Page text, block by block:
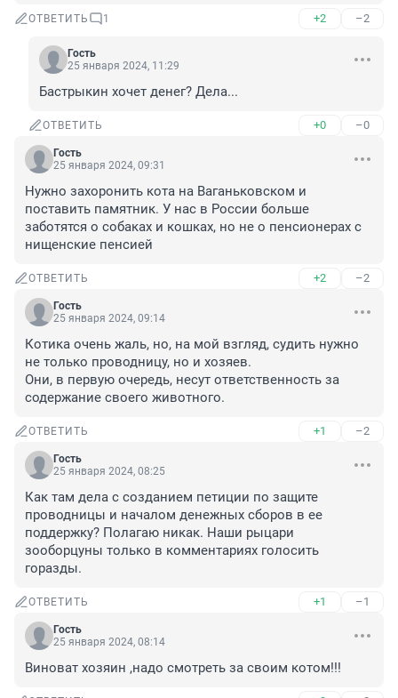
ОТВЕТИТЬ 1 +2 –2
Гость
25 января 2024, 11:29
Бастрыкин хочет денег? Дела...
ОТВЕТИТЬ +0 –0
Гость
25 января 2024, 09:31
Нужно захоронить кота на Ваганьковском и
поставить памятник. У нас в России больше
заботятся о собаках и кошках, но не о пенсионерах с
нищенские пенсией
ОТВЕТИТЬ +2 –2
Гость
25 января 2024, 09:14
Котика очень жаль, но, на мой взгляд, судить нужно
не только проводницу, но и хозяев.
Они, в первую очередь, несут ответственность за
содержание своего животного.
ОТВЕТИТЬ +1 –2
Гость
25 января 2024, 08:25
Как там дела с созданием петиции по защите
проводницы и началом денежных сборов в ее
поддержку? Полагаю никак. Наши рыцари
зооборцуны только в комментариях голосить
горазды.
ОТВЕТИТЬ +1 –1
Гость
25 января 2024, 08:14
Виноват хозяин ,надо смотреть за своим котом!!!